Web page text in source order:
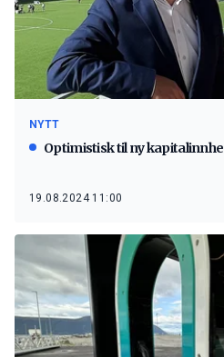
NYTT
Optimistisk til ny
19.08.2024 11:00